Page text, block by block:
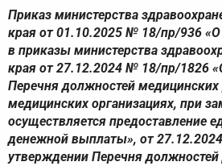
Приказ министерства
края от 01.10.2025 № 18/пр/936 «О
в приказы министерства
края от 27.12.2024 № 18/пр/1826
Перечня должностей медицинских
медицинских организациях, при
осуществляется предоставление
денежной выплаты», от
утверждении Перечня